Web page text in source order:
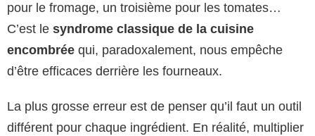
pour le fromage, un troisième pour les tomates…
C’est le syndrome classique de la cuisine
encombrée qui, paradoxalement, nous empêche
d’être efficaces derrière les fourneaux.
La plus grosse erreur est de penser qu’il faut un outil
différent pour chaque ingrédient. En réalité, multiplier